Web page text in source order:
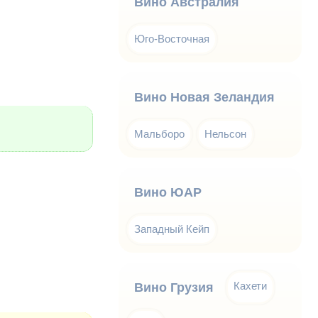
Юго-Восточная
Вино Новая Зеландия
Мальборо Нельсон
Вино ЮАР
Западный Кейп
Вино Грузия Кахети